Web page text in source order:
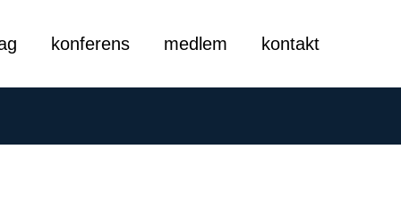
konferens medlem kontakt